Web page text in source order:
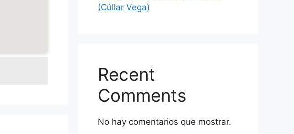
(Cúllar Vega)
Recent
Comments
No hay comentarios que mostrar.